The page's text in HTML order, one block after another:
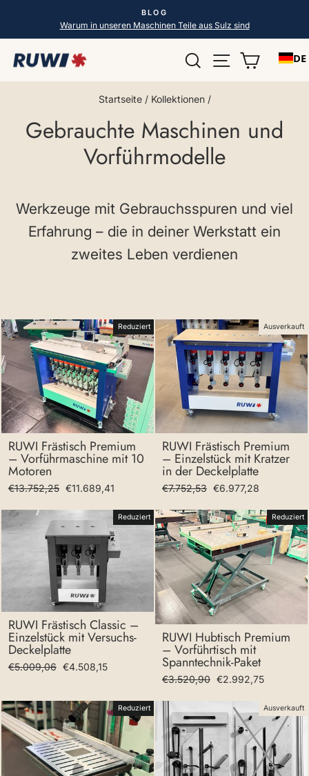
Inhalt
Pause
Diashow
BLOG
Warum in unseren Maschinen Teile aus Sulz sind
Suche DE
Startseite / Kollektionen /
Gebrauchte Maschinen und
Vorführmodelle
Werkzeuge mit Gebrauchsspuren und viel
Erfahrung – die in deiner Werkstatt ein
zweites Leben verdienen
Reduziert
RUWI Frästisch Premium
– Vorführmaschine mit 10
Motoren
Normaler
€13.752,25 Sonderpreis
€11.689,41
Ausverkauft
RUWI Frästisch Premium
– Einzelstück mit Kratzer
in der Deckelplatte
Normaler
€7.752,53 Sonderpreis
€6.977,28
Reduziert
RUWI Frästisch Classic –
Einzelstück mit Versuchs-
Deckelplatte
Normaler
€5.009,06 Sonderpreis
€4.508,15
Reduziert
RUWI Hubtisch Premium
– Vorführtisch mit
Spanntechnik-Paket
Normaler
€3.520,90 Sonderpreis
€2.992,75
Reduziert Ausverkauft